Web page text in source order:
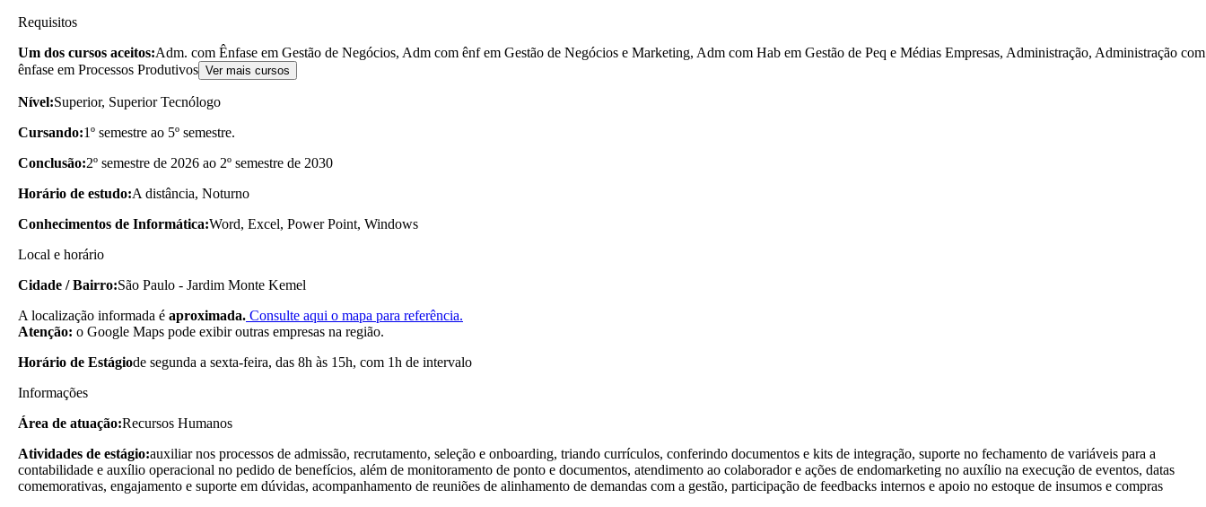
Requisitos
Um dos cursos aceitos:Adm. com Ênfase em Gestão de Negócios, Adm com ênf em Gestão de Negócios e Marketing, Adm com Hab em Gestão de Peq e Médias Empresas, Administração, Administração com
ênfase em Processos Produtivos Ver mais cursos
Nível:Superior, Superior Tecnólogo
Cursando:1º semestre ao 5º semestre.
Conclusão:2º semestre de 2026 ao 2º semestre de 2030
Horário de estudo:A distância, Noturno
Conhecimentos de Informática:Word, Excel, Power Point, Windows
Local e horário
Cidade / Bairro:São Paulo - Jardim Monte Kemel
A localização informada é aproximada. Consulte aqui o mapa para referência.
Atenção: o Google Maps pode exibir outras empresas na região.
Horário de Estágiode segunda a sexta-feira, das 8h às 15h, com 1h de intervalo
Informações
Área de atuação:Recursos Humanos
Atividades de estágio:auxiliar nos processos de admissão, recrutamento, seleção e onboarding, triando currículos, conferindo documentos e kits de integração, suporte no fechamento de variáveis para a
contabilidade e auxílio operacional no pedido de benefícios, além de monitoramento de ponto e documentos, atendimento ao colaborador e ações de endomarketing no auxílio na execução de eventos, datas
comemorativas, engajamento e suporte em dúvidas, acompanhamento de reuniões de alinhamento de demandas com a gestão, participação de feedbacks internos e apoio no estoque de insumos e compras